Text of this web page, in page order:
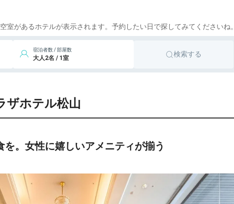
icotto 楽天トラベル
2,517円〜
icotto
2,300円〜
ビジネスホテル
6,700円〜
7,090円〜 6,500円〜
室があるホテルが表示されます。予約したい日で探してみてくださいね。
宿泊者数 / 部屋数
大人2名 / 1室 検索する
ザホテル松山
。女性に嬉しいアメニティが揃う